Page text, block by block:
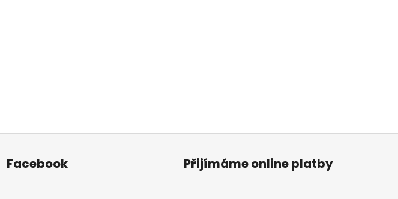
Facebook Přijímáme online platby